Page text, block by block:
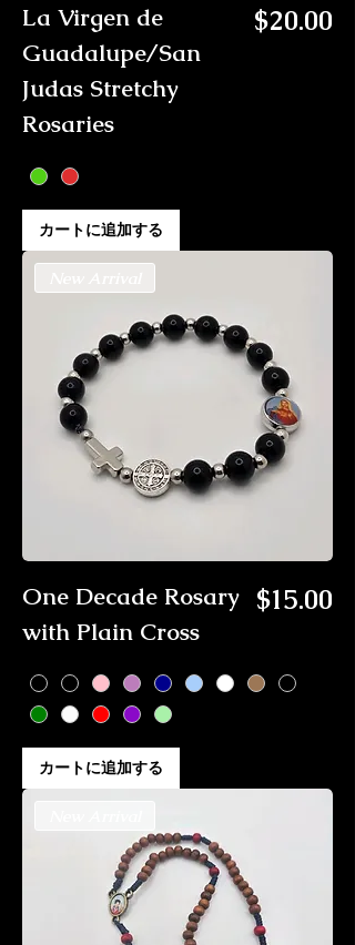
La Virgen de
Guadalupe/San
Judas Stretchy
Rosaries
価格
$20.00
カートに追加する
One Decade Rosary
with Plain Cross
価格
$15.00
カートに追加する